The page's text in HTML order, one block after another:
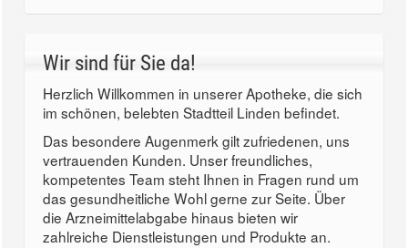
Wir sind für Sie da!
Herzlich Willkommen in unserer Apotheke, die sich
im schönen, belebten Stadtteil Linden befindet.
Das besondere Augenmerk gilt zufriedenen, uns
vertrauenden Kunden. Unser freundliches,
kompetentes Team steht Ihnen in Fragen rund um
das gesundheitliche Wohl gerne zur Seite. Über
die Arzneimittelabgabe hinaus bieten wir
zahlreiche Dienstleistungen und Produkte an.